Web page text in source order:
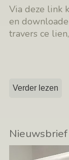
Via deze link
en
travers ce
Verder lezen